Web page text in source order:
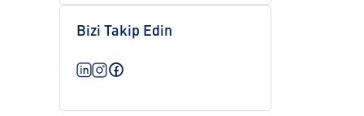
Bizi Takip Edin